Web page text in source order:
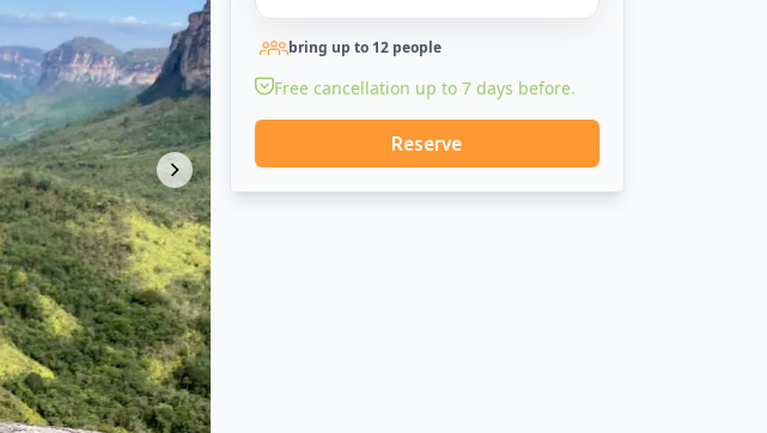
bring up to 12 people
Free cancellation up to 7 days before.
Reserve